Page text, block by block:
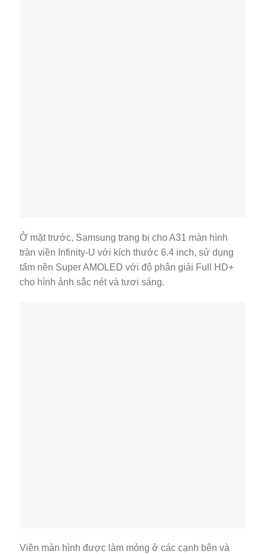
Ở mặt trước, Samsung trang bị cho A31 màn hình
tràn viền Infinity-U với kích thước 6.4 inch, sử dụng
tấm nền Super AMOLED với độ phân giải Full HD+
cho hình ảnh sắc nét và tươi sáng.
Viền màn hình được làm mỏng ở các cạnh bên và